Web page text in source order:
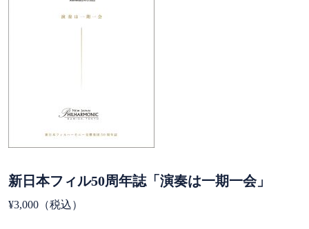
新日本フィル50周年誌「演奏は一期一会」
¥3,000（税込）